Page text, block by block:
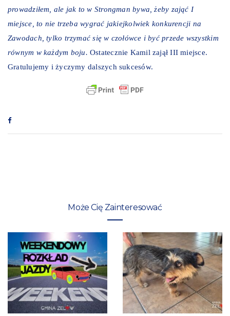
prowadziłem, ale jak to w Strongman bywa, żeby zająć I
miejsce, to nie trzeba wygrać jakiejkolwiek konkurencji na
Zawodach, tylko trzymać się w czołówce i być przede wszystkim
równym w każdym boju. Ostatecznie Kamil zajął III miejsce.
Gratulujemy i życzymy dalszych sukcesów.
Może Cię Zainteresować